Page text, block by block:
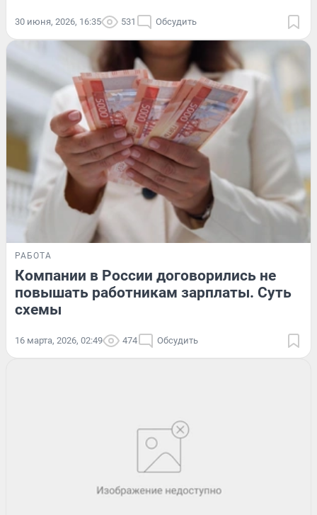
30 июня, 2026, 16:35 531 Обсудить
РАБОТА
Компании в России договорились не
повышать работникам зарплаты. Суть
схемы
16 марта, 2026, 02:49 474 Обсудить